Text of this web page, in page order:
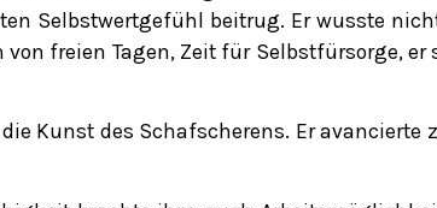
Selbstwertgefühl beitrug. Er wusste
freien Tagen, Zeit für Selbstfürsorge,
Kunst des Schafscherens. Er